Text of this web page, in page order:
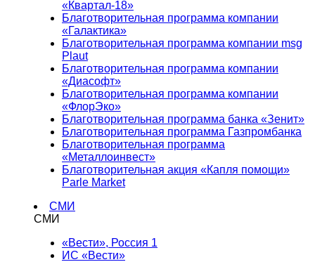
«Квартал-18»
Благотворительная программа компании
«Галактика»
Благотворительная программа компании msg
Plaut
Благотворительная программа компании
«Диасофт»
Благотворительная программа компании
«ФлорЭко»
Благотворительная программа банка «Зенит»
Благотворительная программа Газпромбанка
Благотворительная программа
«Металлоинвест»
Благотворительная акция «Капля помощи»
Parle Market
СМИ
СМИ
«Вести», Россия 1
ИС «Вести»